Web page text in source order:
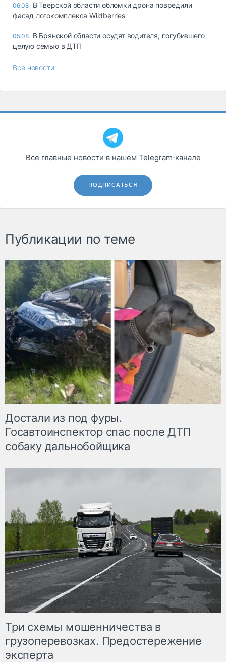
06.08 В Тверской области обломки дрона повредили
фасад логокомплекса Wildberries
05.08 В Брянской области осудят водителя, погубившего
целую семью в ДТП
Все новости
Все главные новости в нашем Telegram‑канале
ПОДПИСАТЬСЯ
Публикации по теме
Достали из под фуры.
Госавтоинспектор спас после ДТП
собаку дальнобойщика
Три схемы мошенничества в
грузоперевозках. Предостережение
эксперта